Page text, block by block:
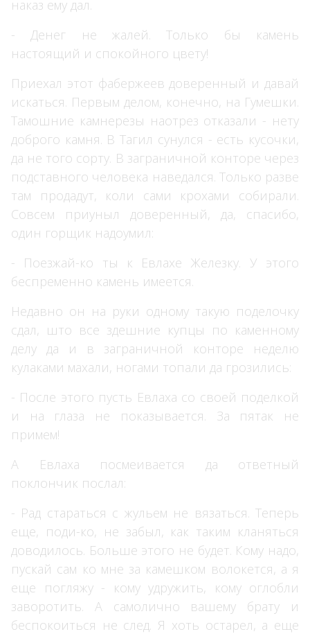
наказ ему дал.
- Денег не жалей. Только бы камень
настоящий и спокойного цвету!
Приехал этот фабержеев доверенный и давай
искаться. Первым делом, конечно, на Гумешки.
Тамошние камнерезы наотрез отказали - нету
доброго камня. В Тагил сунулся - есть кусочки,
да не того сорту. В заграничной конторе через
подставного человека наведался. Только разве
там продадут, коли сами крохами собирали.
Совсем приуныл доверенный, да, спасибо,
один горщик надоумил:
- Поезжай-ко ты к Евлахе Железку. У этого
беспременно камень имеется.
Недавно он на руки одному такую поделочку
сдал, што все здешние купцы по каменному
делу да и в заграничной конторе неделю
кулаками махали, ногами топали да грозились:
- После этого пусть Евлаха со своей поделкой
и на глаза не показывается. За пятак не
примем!
А Евлаха посмеивается да ответный
поклончик послал:
- Рад стараться с жульем не вязаться. Теперь
еще, поди-ко, не забыл, как таким кланяться
доводилось. Больше этого не будет. Кому надо,
пускай сам ко мне за камешком волокется, а я
еще погляжу - кому удружить, кому оглобли
заворотить. А самолично вашему брату и
беспокоиться не след. Я хоть остарел, а еще